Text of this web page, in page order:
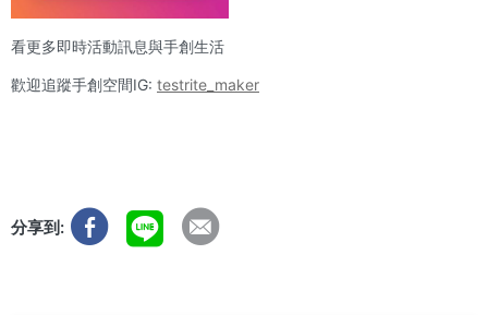
看更多即時活動訊息與手創生活
歡迎追蹤手創空間IG: testrite_maker
分享到: